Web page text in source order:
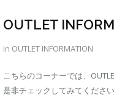
OUTLET
in OUTLET INFORMATION
こちらのコーナーでは、
是非チェックしてみてください